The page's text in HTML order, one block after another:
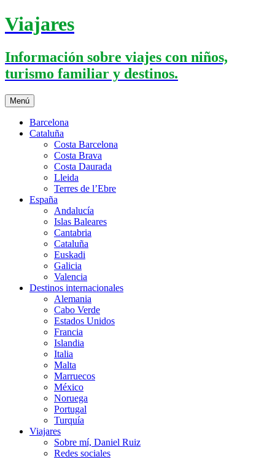
Saltar
al
Viajares
Información sobre viajes con niños,
turismo familiar y destinos.
Menú
Barcelona
Cataluña
Costa Barcelona
Costa Brava
Costa Daurada
Lleida
Terres de l’Ebre
España
Andalucía
Islas Baleares
Cantabria
Cataluña
Euskadi
Galicia
Valencia
Destinos internacionales
Alemania
Cabo Verde
Estados Unidos
Francia
Islandia
Italia
Malta
Marruecos
México
Noruega
Portugal
Turquía
Viajares
Sobre mí, Daniel Ruiz
Redes sociales